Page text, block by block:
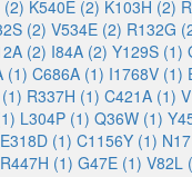
(2) K540E (2) K103H (2)
(2) V534E (2) R132G
(2) I84A (2) Y129S (1)
(1) C686A (1) I1768V (1)
R337H (1) C421A (1)
L304P (1) Q36W (1)
E318D (1) C1156Y (1)
R447H (1) G47E (1) V82L